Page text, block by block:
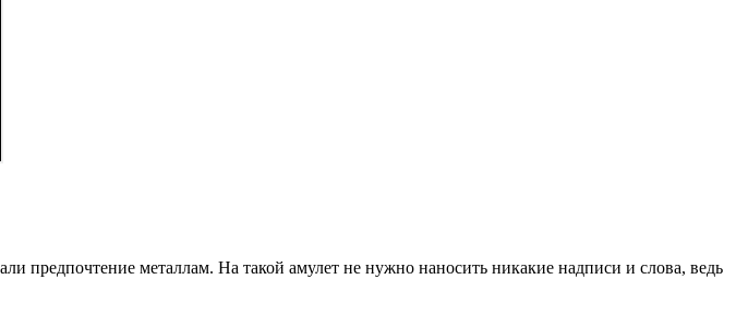
предпочтение металлам. На такой амулет не нужно наносить никакие надписи и слова, ведь